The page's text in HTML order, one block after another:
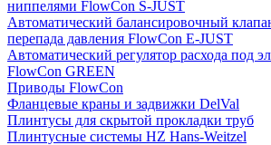
ниппелями FlowСon S-JUST
Автоматический балансировочный
перепада давления FlowСon E-JUST
Автоматический регулятор расхода под
FlowСon GREEN
Приводы FlowCon
Фланцевые краны и задвижки DelVal
Плинтусы для скрытой прокладки труб
Плинтусные системы HZ Hans-Weitzel